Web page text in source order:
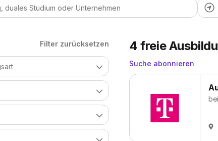
Filter zurücksetzen 4 freie
Suche abonnieren